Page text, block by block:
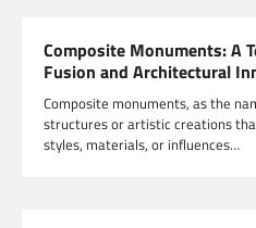
Composite Monuments: A
Fusion and Architectural
Composite monuments, as the
structures or artistic creations
styles, materials, or influences…